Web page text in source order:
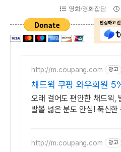
영화/영화잡담
http://m.coupang.com 광고
채드윅 쿠팡 와우회원
오래 걸어도 편안한 채드윅,
발볼 넓은 분도 안심! 푹신한
http://m.coupang.com 광고